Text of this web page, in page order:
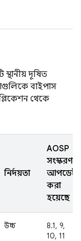
দূষিত
বাইপাস
থেকে
নির্দয়তা
AOSP
সংস্করণ
আপডেট
করা
হয়েছে
উচ্চ
8.1, 9,
10, 11